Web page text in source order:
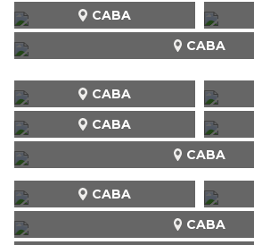
CABA
CABA
CABA
CABA
CABA
CABA
CABA